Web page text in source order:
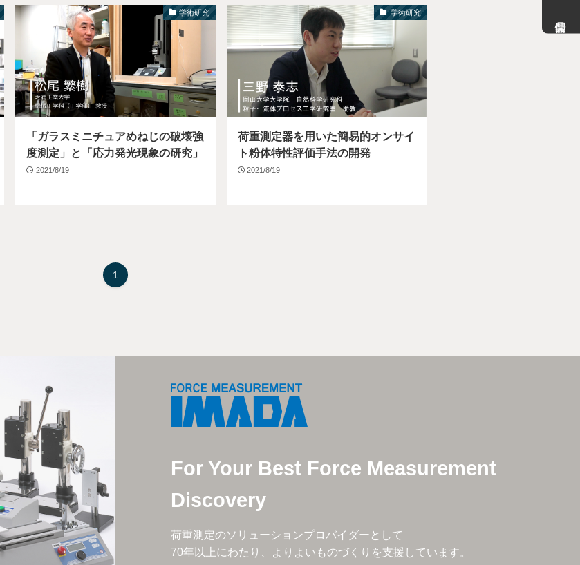
学術研究
「ガラスミニチュアめねじの破壊強
度測定」と「応力発光現象の研究」
2021/8/19
学術研究
荷重測定器を用いた簡易的オンサイ
ト粉体特性評価手法の開発
2021/8/19
1
For Your Best Force Measurement
Discovery
荷重測定のソリューションプロバイダーとして
70年以上にわたり、よりよいものづくりを支援しています。